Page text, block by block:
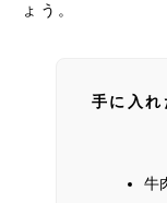
ょう。
手に入
牛